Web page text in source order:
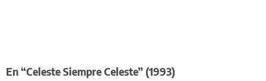
En “Celeste Siempre Celeste” (1993)